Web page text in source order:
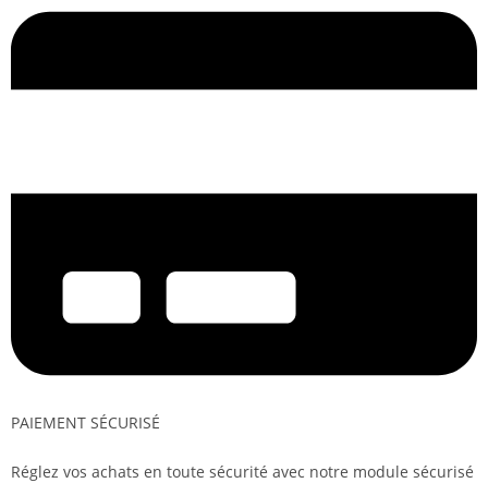
PAIEMENT SÉCURISÉ
Réglez vos achats en toute sécurité avec notre module sécurisé